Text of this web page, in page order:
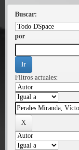
Buscar:
por
Filtros actuales: